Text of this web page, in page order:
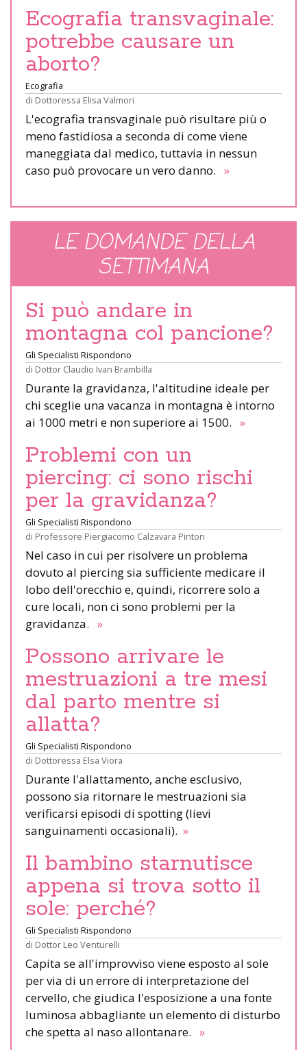
Ecografia transvaginale:
potrebbe causare un
aborto?
Ecografia
di Dottoressa Elisa Valmori
L'ecografia transvaginale può risultare più o
meno fastidiosa a seconda di come viene
maneggiata dal medico, tuttavia in nessun
caso può provocare un vero danno. »
LE DOMANDE DELLA
SETTIMANA
Si può andare in
montagna col pancione?
Gli Specialisti Rispondono
di Dottor Claudio Ivan Brambilla
Durante la gravidanza, l'altitudine ideale per
chi sceglie una vacanza in montagna è intorno
ai 1000 metri e non superiore ai 1500. »
Problemi con un
piercing: ci sono rischi
per la gravidanza?
Gli Specialisti Rispondono
di Professore Piergiacomo Calzavara Pinton
Nel caso in cui per risolvere un problema
dovuto al piercing sia sufficiente medicare il
lobo dell'orecchio e, quindi, ricorrere solo a
cure locali, non ci sono problemi per la
gravidanza. »
Possono arrivare le
mestruazioni a tre mesi
dal parto mentre si
allatta?
Gli Specialisti Rispondono
di Dottoressa Elsa Viora
Durante l'allattamento, anche esclusivo,
possono sia ritornare le mestruazioni sia
verificarsi episodi di spotting (lievi
sanguinamenti occasionali). »
Il bambino starnutisce
appena si trova sotto il
sole: perché?
Gli Specialisti Rispondono
di Dottor Leo Venturelli
Capita se all'improvviso viene esposto al sole
per via di un errore di interpretazione del
cervello, che giudica l'esposizione a una fonte
luminosa abbagliante un elemento di disturbo
che spetta al naso allontanare. »